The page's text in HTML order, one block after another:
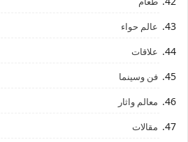
عالم حواء
علاقات
فن وسينما
معالم واثار
مقالات